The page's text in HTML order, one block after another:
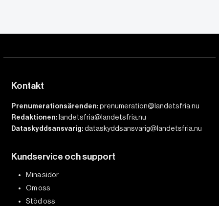
Kontakt
Prenumerationsärenden:prenumeration@landetsfria.nu
Redaktionen: landetsfria@landetsfria.nu
Dataskyddsansvarig:dataskyddsansvarig@landetsfria.nu
Kundservice och support
Mina sidor
Om oss
Stöd oss